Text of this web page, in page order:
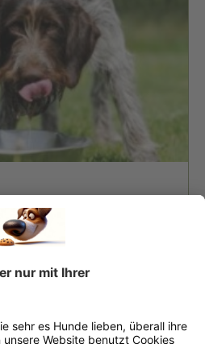
krank oder normal?
Hund sehr durstig ist!